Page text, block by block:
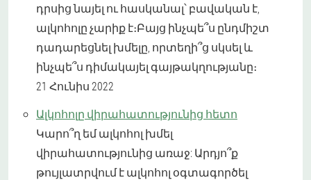
դրսից նայել ու հասկանալ՝ բավական է,
ալկոհոլը չարիք է։Բայց ինչպե՞ս ընդմիշտ
դադարեցնել խմելը, որտեղի՞ց սկսել և
ինչպե՞ս դիմակայել գայթակղությանը։
21 Հունիս 2022
Ալկոհոլը վիրահատությունից հետո
Կարո՞ղ եմ ալկոհոլ խմել
վիրահատությունից առաջ: Արդյո՞ք
թույլատրվում է ալկոհոլ օգտագործել